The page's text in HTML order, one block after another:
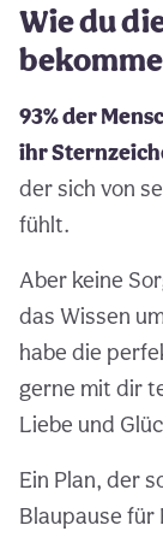
Wie du
93% der
ihr
der sich von
fühlt.
Aber keine
das Wissen
habe die
gerne mit dir
Liebe und
Ein Plan, der
Blaupause für